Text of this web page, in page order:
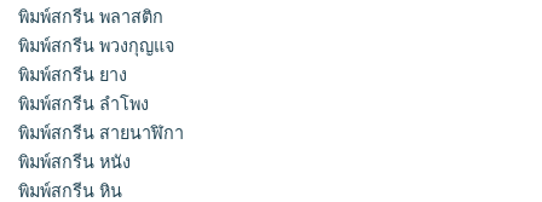
พิมพ์สกรีน พลาสติก
พิมพ์สกรีน พวงกุญแจ
พิมพ์สกรีน ยาง
พิมพ์สกรีน ลำโพง
พิมพ์สกรีน สายนาฬิกา
พิมพ์สกรีน หนัง
พิมพ์สกรีน หิน